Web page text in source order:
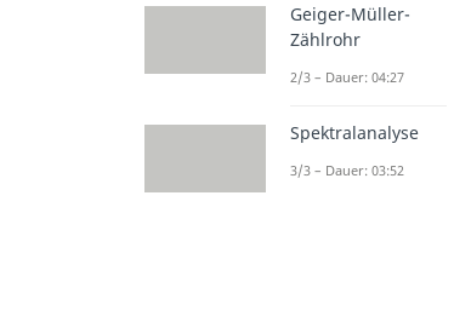
Geiger-Müller-
Zählrohr
2/3 – Dauer: 04:27
Spektralanalyse
3/3 – Dauer: 03:52